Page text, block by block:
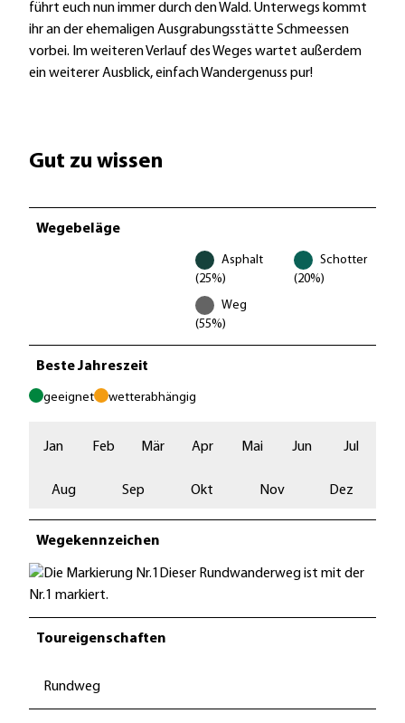
führt euch nun immer durch den Wald. Unterwegs kommt
ihr an der ehemaligen Ausgrabungsstätte Schmeessen
vorbei. Im weiteren Verlauf des Weges wartet außerdem
ein weiterer Ausblick, einfach Wandergenuss pur!
Gut zu wissen
Wegebeläge
Asphalt
(25%)
Schotter
(20%)
Weg
(55%)
Beste Jahreszeit
geeignet wetterabhängig
Jan Feb Mär Apr Mai Jun Jul
Aug Sep Okt Nov Dez
Wegekennzeichen
Dieser Rundwanderweg ist mit der
Nr.1 markiert.
Toureigenschaften
Rundweg